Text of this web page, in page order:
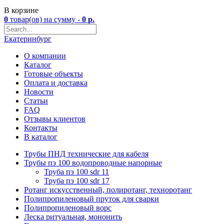
В корзине
0 товар(ов) на сумму - 0 р.
Екатеринбург
О компании
Каталог
Готовые объекты
Оплата и доставка
Новости
Статьи
FAQ
Отзывы клиентов
Контакты
В каталог
Трубы ПНД технические для кабеля
Трубы пэ 100 водопроводные напорные
Труба пэ 100 sdr 11
Труба пэ 100 sdr 17
Ротанг искусственный, полиротанг, техноротанг
Полипропиленовый пруток для сварки
Полипропиленовый ворс
Леска ритуальная, мононить